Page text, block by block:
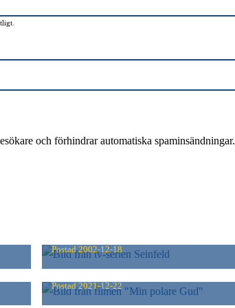
och förhindrar automatiska spaminsändningar.
Postad2002-12-18
MIN POLARE GUD
Postad2021-12-22